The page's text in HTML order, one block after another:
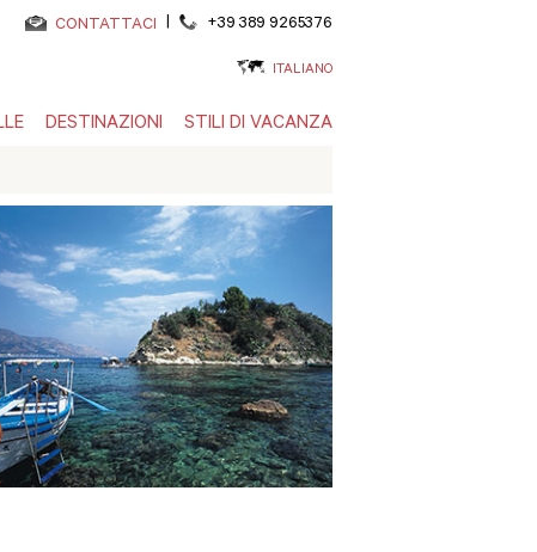
CONTATTACI | +39 389 9265376
ITALIANO
DESTINAZIONI STILI DI VACANZA